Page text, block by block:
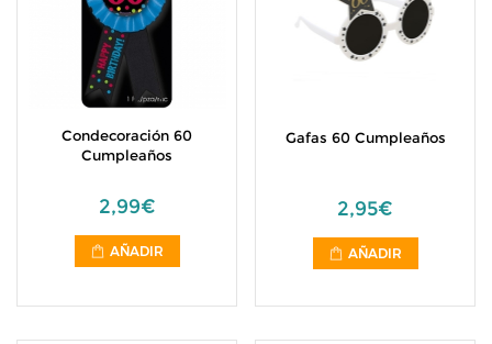
Condecoración 60
Cumpleaños
2,99€
AÑADIR
Gafas 60 Cumpleaños
2,95€
AÑADIR